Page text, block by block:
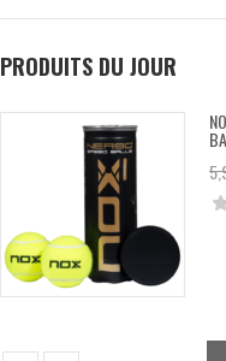
PRODUITS DU JOUR